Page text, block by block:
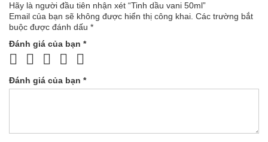
Hãy là người đầu tiên nhận xét “Tinh dầu vani 50ml”
Email của bạn sẽ không được hiển thị công khai. Các trường bắt
buộc được đánh dấu *
Đánh giá của bạn *
Đánh giá của bạn *